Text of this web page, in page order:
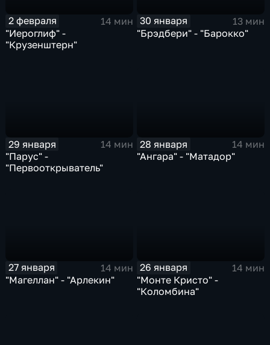
2 февраля
14 мин
"Иероглиф" -
"Крузенштерн"
30 января
13 мин
"Брэдбери" - "Барокко"
29 января
14 мин
"Парус" -
"Первооткрыватель"
28 января
14 мин
"Ангара" - "Матадор"
27 января
14 мин
"Магеллан" - "Арлекин"
26 января
14 мин
"Монте Кристо" -
"Коломбина"